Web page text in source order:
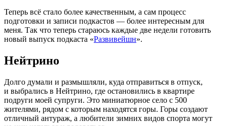
Теперь всё стало более качественным, а сам процесс
подготовки и записи подкастов — более интересным для
меня. Так что теперь стараюсь каждые две недели готовить
новый выпуск подкаста «Развивейшн».
Нейтрино
Долго думали и размышляли, куда отправиться в отпуск,
и выбрались в Нейтрино, где остановились в квартире
подруги моей супруги. Это миниатюрное село с 500
жителями, рядом с которым находятся горы. Горы создают
отличный антураж, а любители зимних видов спорта могут